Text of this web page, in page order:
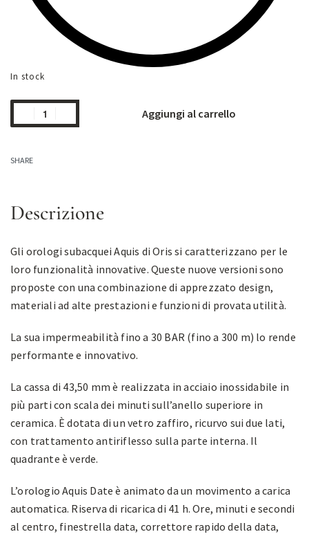
In stock
Aggiungi al carrello
SHARE
Descrizione
Gli orologi subacquei Aquis di Oris si caratterizzano per le
loro funzionalità innovative. Queste nuove versioni sono
proposte con una combinazione di apprezzato design,
materiali ad alte prestazioni e funzioni di provata utilità.
La sua impermeabilità fino a 30 BAR (fino a 300 m) lo rende
performante e innovativo.
La cassa di 43,50 mm è realizzata in acciaio inossidabile in
più parti con scala dei minuti sull’anello superiore in
ceramica. È dotata di un vetro zaffiro, ricurvo sui due lati,
con trattamento antiriflesso sulla parte interna. Il
quadrante è verde.
L’orologio Aquis Date è animato da un movimento a carica
automatica. Riserva di ricarica di 41 h. Ore, minuti e secondi
al centro, finestrella data, correttore rapido della data,